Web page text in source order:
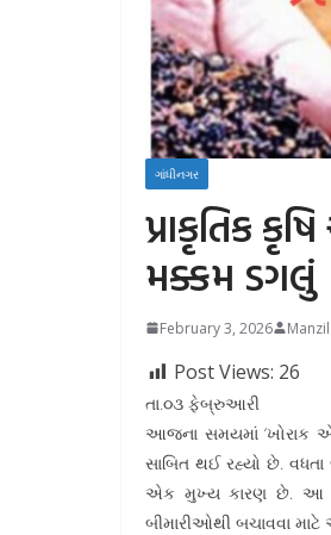
ગાંધીનગર
પ્રાકૃતિક
મક્કમ ડગલું
February 3, 2026
Post Views: 26
તા.૦૩ ફેબ્રુઆરી
આજના સમયમાં
સાબિત થઈ રહ્યો છે.
એક મુખ્ય કારણ છે. આ
બીમારીઓથી બચાવવા